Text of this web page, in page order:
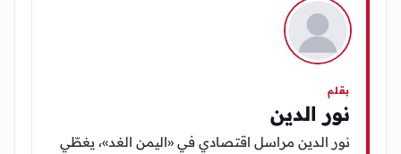
بقلم
نور الدين
نور الدين مراسل اقتصادي في «اليمن الغد»، يغطّي